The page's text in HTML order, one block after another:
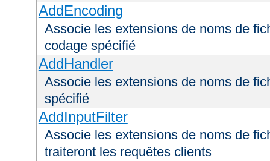
AddEncoding
Associe les extensions de noms de
codage spécifié
AddHandler
Associe les extensions de noms de
spécifié
AddInputFilter
Associe les extensions de noms de
traiteront les requêtes clients